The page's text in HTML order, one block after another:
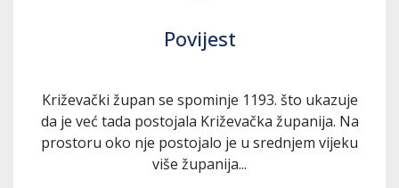
Povijest
Križevački župan se spominje 1193. što ukazuje
da je već tada postojala Križevačka županija. Na
prostoru oko nje postojalo je u srednjem vijeku
više županija...